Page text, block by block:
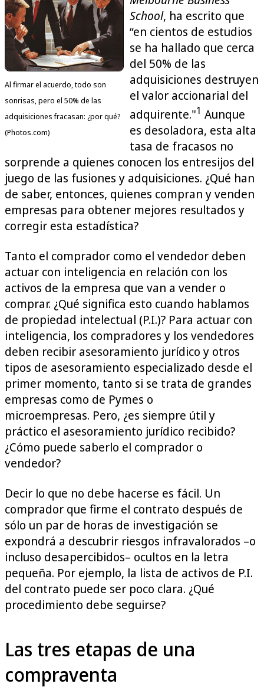
Al firmar el acuerdo, todo son
sonrisas, pero el 50% de las
adquisiciones fracasan: ¿por qué?
(Photos.com)
School, ha escrito que
“en cientos de estudios
se ha hallado que cerca
del 50% de las
adquisiciones destruyen
el valor accionarial del
adquirente."1 Aunque
es desoladora, esta alta
tasa de fracasos no
sorprende a quienes conocen los entresijos del
juego de las fusiones y adquisiciones. ¿Qué han
de saber, entonces, quienes compran y venden
empresas para obtener mejores resultados y
corregir esta estadística?
Tanto el comprador como el vendedor deben
actuar con inteligencia en relación con los
activos de la empresa que van a vender o
comprar. ¿Qué significa esto cuando hablamos
de propiedad intelectual (P.I.)? Para actuar con
inteligencia, los compradores y los vendedores
deben recibir asesoramiento jurídico y otros
tipos de asesoramiento especializado desde el
primer momento, tanto si se trata de grandes
empresas como de Pymes o
microempresas. Pero, ¿es siempre útil y
práctico el asesoramiento jurídico recibido?
¿Cómo puede saberlo el comprador o
vendedor?
Decir lo que no debe hacerse es fácil. Un
comprador que firme el contrato después de
sólo un par de horas de investigación se
expondrá a descubrir riesgos infravalorados –o
incluso desapercibidos– ocultos en la letra
pequeña. Por ejemplo, la lista de activos de P.I.
del contrato puede ser poco clara. ¿Qué
procedimiento debe seguirse?
Las tres etapas de una
compraventa